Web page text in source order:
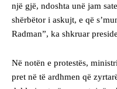
një gjë, ndoshta unë jam
shërbëtor i askujt, e që
Radman”, ka shkruar
Në notën e protestës,
pret në të ardhmen që